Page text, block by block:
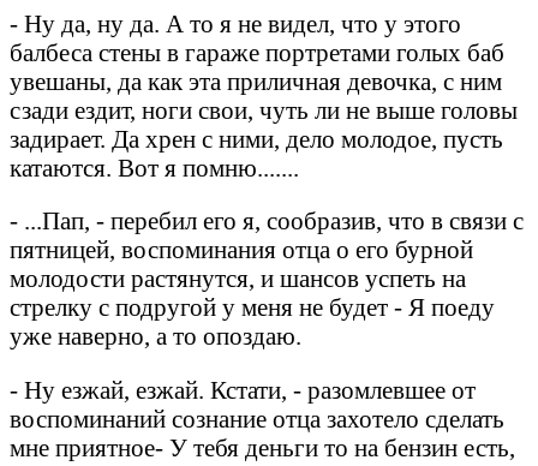
- Ну да, ну да. А то я не видел, что у этого
балбеса стены в гараже портретами голых баб
увешаны, да как эта приличная девочка, с ним
сзади ездит, ноги свои, чуть ли не выше головы
задирает. Да хрен с ними, дело молодое, пусть
катаются. Вот я помню.......
- ...Пап, - перебил его я, сообразив, что в связи с
пятницей, воспоминания отца о его бурной
молодости растянутся, и шансов успеть на
стрелку с подругой у меня не будет - Я поеду
уже наверно, а то опоздаю.
- Ну езжай, езжай. Кстати, - разомлевшее от
воспоминаний сознание отца захотело сделать
мне приятное- У тебя деньги то на бензин есть,